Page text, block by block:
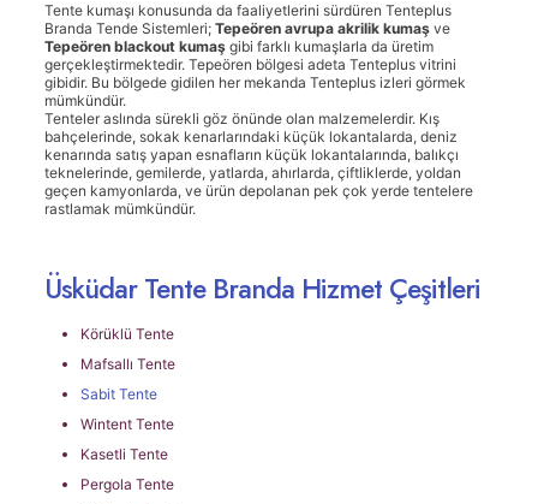
Tente kumaşı konusunda da faaliyetlerini sürdüren Tenteplus
Branda Tende Sistemleri;Tepeören avrupa akrilik kumaşve
Tepeören blackout kumaş gibi farklı kumaşlarla da üretim
gerçekleştirmektedir. Tepeören bölgesi adeta Tenteplus vitrini
gibidir. Bu bölgede gidilen her mekanda Tenteplus izleri görmek
mümkündür.
Tenteler aslında sürekli göz önünde olan malzemelerdir. Kış
bahçelerinde, sokak kenarlarındaki küçük lokantalarda, deniz
kenarında satış yapan esnafların küçük lokantalarında, balıkçı
teknelerinde, gemilerde, yatlarda, ahırlarda, çiftliklerde, yoldan
geçen kamyonlarda, ve ürün depolanan pek çok yerde tentelere
rastlamak mümkündür.
Üsküdar Tente Branda Hizmet Çeşitleri
Körüklü Tente
Mafsallı Tente
Sabit Tente
Wintent Tente
Kasetli Tente
Pergola Tente